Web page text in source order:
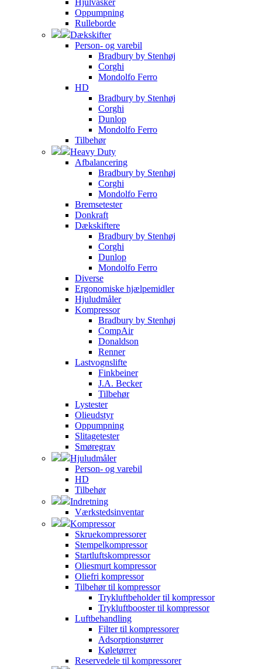
Hjulvasker
Oppumpning
Rulleborde
Dækskifter
Person- og varebil
Bradbury by Stenhøj
Corghi
Mondolfo Ferro
HD
Bradbury by Stenhøj
Corghi
Dunlop
Mondolfo Ferro
Tilbehør
Heavy Duty
Afbalancering
Bradbury by Stenhøj
Corghi
Mondolfo Ferro
Bremsetester
Donkraft
Dækskiftere
Bradbury by Stenhøj
Corghi
Dunlop
Mondolfo Ferro
Diverse
Ergonomiske hjælpemidler
Hjuludmåler
Kompressor
Bradbury by Stenhøj
CompAir
Donaldson
Renner
Lastvognslifte
Finkbeiner
J.A. Becker
Tilbehør
Lystester
Olieudstyr
Oppumpning
Slitagetester
Smøregrav
Hjuludmåler
Person- og varebil
HD
Tilbehør
Indretning
Værkstedsinventar
Kompressor
Skruekompressorer
Stempelkompressor
Startluftskompressor
Oliesmurt kompressor
Oliefri kompressor
Tilbehør til kompressor
Trykluftbeholder til kompressor
Trykluftbooster til kompressor
Luftbehandling
Filter til kompressorer
Adsorptionstørrer
Køletørrer
Reservedele til kompressorer